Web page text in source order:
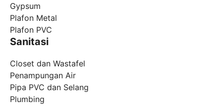
Gypsum
Plafon Metal
Plafon PVC
Sanitasi
Closet dan Wastafel
Penampungan Air
Pipa PVC dan Selang
Plumbing